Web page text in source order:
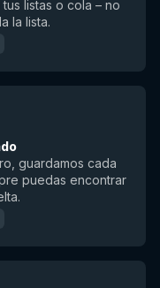
listas o cola – no
la lista.
guardamos cada
puedas encontrar